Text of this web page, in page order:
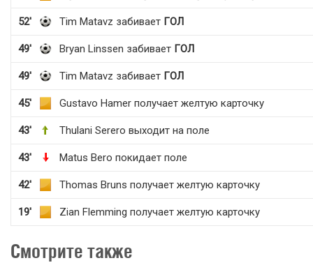
52' Tim Matavz забивает ГОЛ
49' Bryan Linssen забивает ГОЛ
49' Tim Matavz забивает ГОЛ
45' Gustavo Hamer получает желтую карточку
43' Thulani Serero выходит на поле
43' Matus Bero покидает поле
42' Thomas Bruns получает желтую карточку
19' Zian Flemming получает желтую карточку
Смотрите также